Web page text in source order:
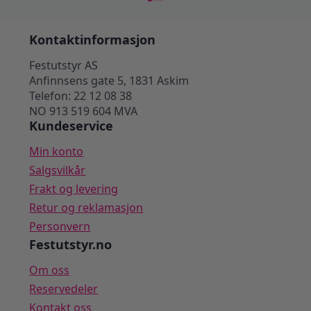
Kontaktinformasjon
Festutstyr AS
Anfinnsens gate 5, 1831 Askim
Telefon: 22 12 08 38
NO 913 519 604 MVA
Kundeservice
Min konto
Salgsvilkår
Frakt og levering
Retur og reklamasjon
Personvern
Festutstyr.no
Om oss
Reservedeler
Kontakt oss